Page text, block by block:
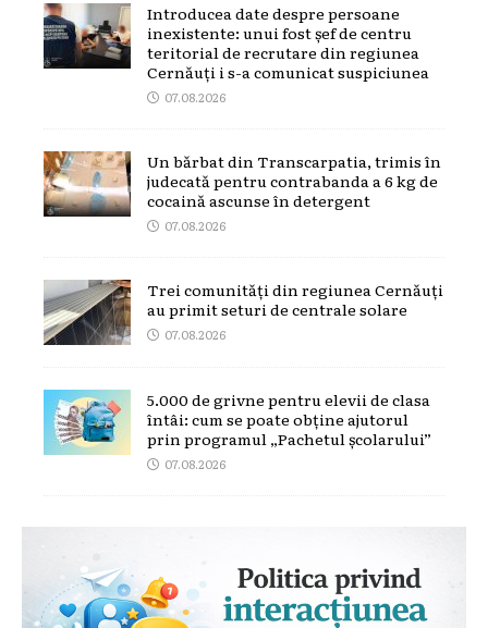
Introducea date despre persoane
inexistente: unui fost șef de centru
teritorial de recrutare din regiunea
Cernăuți i s-a comunicat suspiciunea
07.08.2026
Un bărbat din Transcarpatia, trimis în
judecată pentru contrabanda a 6 kg de
cocaină ascunse în detergent
07.08.2026
Trei comunități din regiunea Cernăuți
au primit seturi de centrale solare
07.08.2026
5.000 de grivne pentru elevii de clasa
întâi: cum se poate obține ajutorul
prin programul „Pachetul școlarului”
07.08.2026